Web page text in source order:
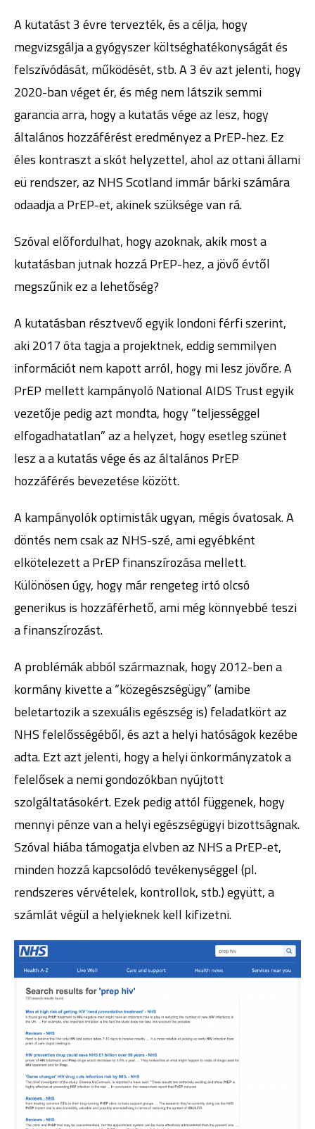
A kutatást 3 évre tervezték, és a célja, hogy
megvizsgálja a gyógyszer költséghatékonyságát és
felszívódását, működését, stb. A 3 év azt jelenti, hogy
2020-ban véget ér, és még nem látszik semmi
garancia arra, hogy a kutatás vége az lesz, hogy
általános hozzáférést eredményez a PrEP-hez. Ez
éles kontraszt a skót helyzettel, ahol az ottani állami
eü rendszer, az NHS Scotland immár bárki számára
odaadja a PrEP-et, akinek szüksége van rá.
Szóval előfordulhat, hogy azoknak, akik most a
kutatásban jutnak hozzá PrEP-hez, a jövő évtől
megszűnik ez a lehetőség?
A kutatásban résztvevő egyik londoni férfi szerint,
aki 2017 óta tagja a projektnek, eddig semmilyen
információt nem kapott arról, hogy mi lesz jövőre. A
PrEP mellett kampányoló National AIDS Trust egyik
vezetője pedig azt mondta, hogy “teljességgel
elfogadhatatlan” az a helyzet, hogy esetleg szünet
lesz a a kutatás vége és az általános PrEP
hozzáférés bevezetése között.
A kampányolók optimisták ugyan, mégis óvatosak. A
döntés nem csak az NHS-szé, ami egyébként
elkötelezett a PrEP finanszírozása mellett.
Különösen úgy, hogy már rengeteg irtó olcsó
generikus is hozzáférhető, ami még könnyebbé teszi
a finanszírozást.
A problémák abból származnak, hogy 2012-ben a
kormány kivette a “közegészségügy” (amibe
beletartozik a szexuális egészség is) feladatkört az
NHS felelősségéből, és azt a helyi hatóságok kezébe
adta. Ezt azt jelenti, hogy a helyi önkormányzatok a
felelősek a nemi gondozókban nyújtott
szolgáltatásokért. Ezek pedig attól függenek, hogy
mennyi pénze van a helyi egészségügyi bizottságnak.
Szóval hiába támogatja elvben az NHS a PrEP-et,
minden hozzá kapcsolódó tevékenységgel (pl.
rendszeres vérvételek, kontrollok, stb.) együtt, a
számlát végül a helyieknek kell kifizetni.